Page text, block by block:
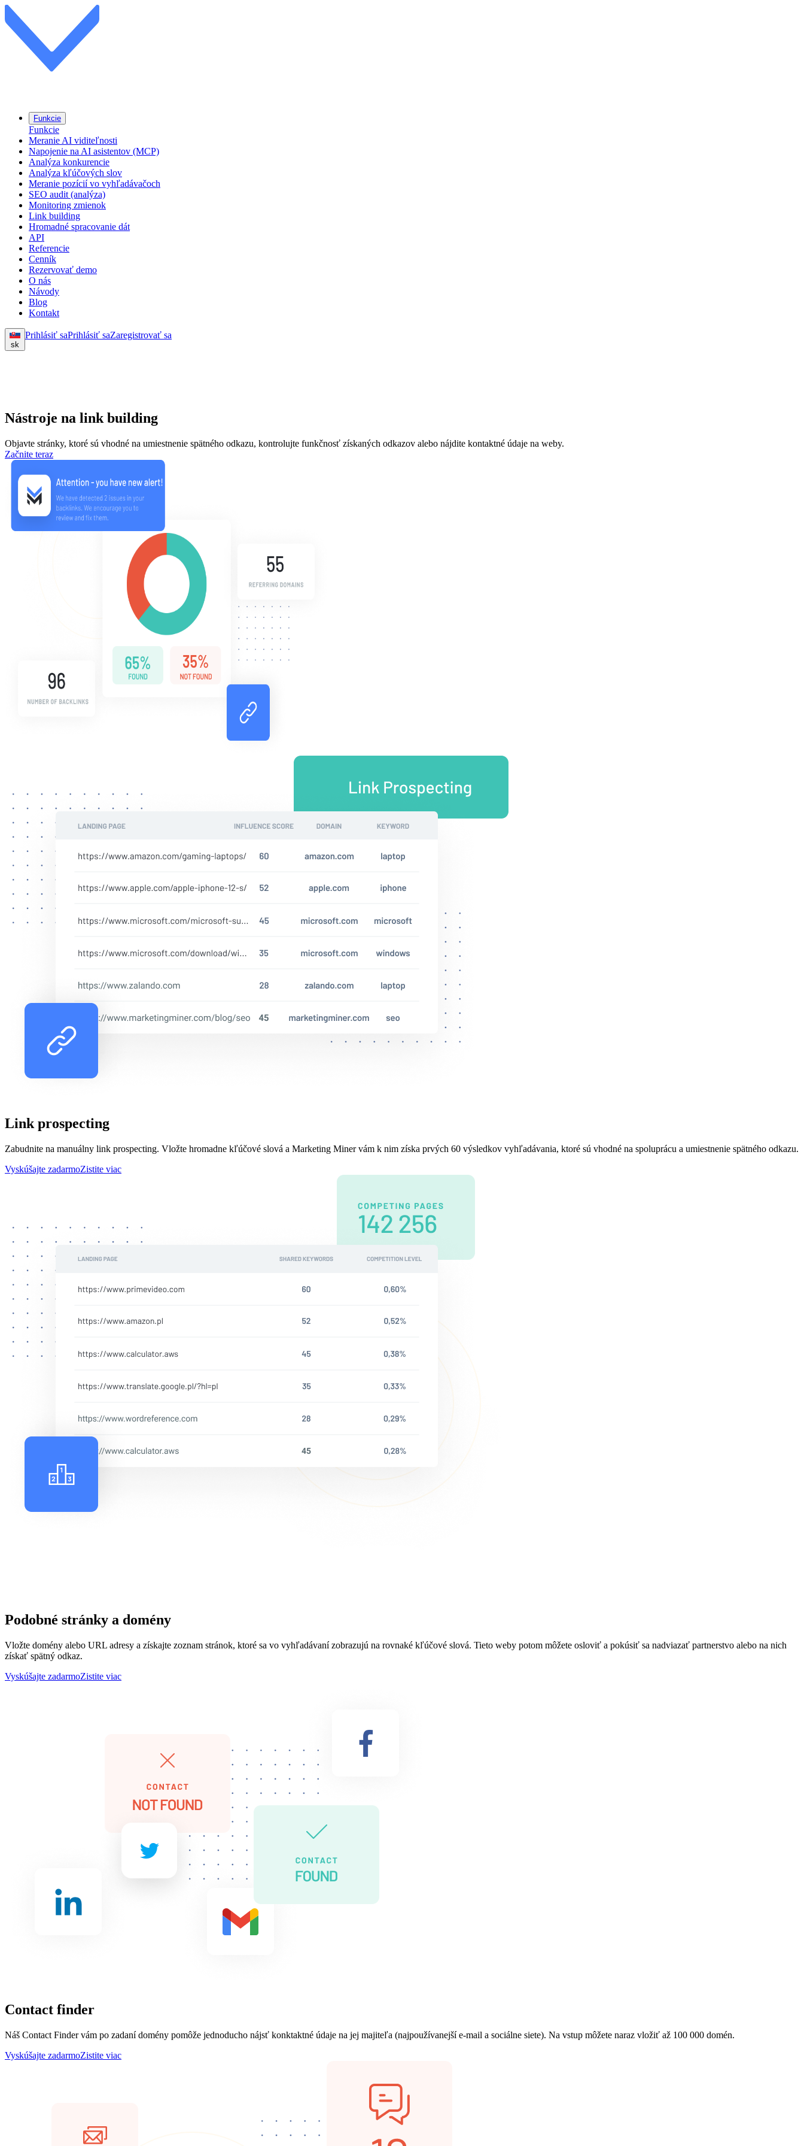
Funkcie
Funkcie
Meranie AI viditeľnosti
Napojenie na AI asistentov (MCP)
Analýza konkurencie
Analýza kľúčových slov
Meranie pozícií vo vyhľadávačoch
SEO audit (analýza)
Monitoring zmienok
Link building
Hromadné spracovanie dát
API
Referencie
Cenník
Rezervovať demo
O nás
Návody
Blog
Kontakt
sk
Prihlásiť saPrihlásiť saZaregistrovať sa
Nástroje na link building
Objavte stránky, ktoré sú vhodné na umiestnenie spätného odkazu, kontrolujte funkčnosť získaných odkazov alebo nájdite kontaktné údaje na weby.
Začnite teraz
Link prospecting
Zabudnite na manuálny link prospecting. Vložte hromadne kľúčové slová a Marketing Miner vám k nim získa prvých 60 výsledkov vyhľadávania, ktoré sú vhodné na spoluprácu a umiestnenie spätného odkazu.
Vyskúšajte zadarmoZistite viac
Podobné stránky a domény
Vložte domény alebo URL adresy a získajte zoznam stránok, ktoré sa vo vyhľadávaní zobrazujú na rovnaké kľúčové slová. Tieto weby potom môžete osloviť a pokúsiť sa nadviazať partnerstvo alebo na nich
získať spätný odkaz.
Vyskúšajte zadarmoZistite viac
Contact finder
Náš Contact Finder vám po zadaní domény pomôže jednoducho nájsť konktaktné údaje na jej majiteľa (najpoužívanejší e-mail a sociálne siete). Na vstup môžete naraz vložiť až 100 000 domén.
Vyskúšajte zadarmoZistite viac